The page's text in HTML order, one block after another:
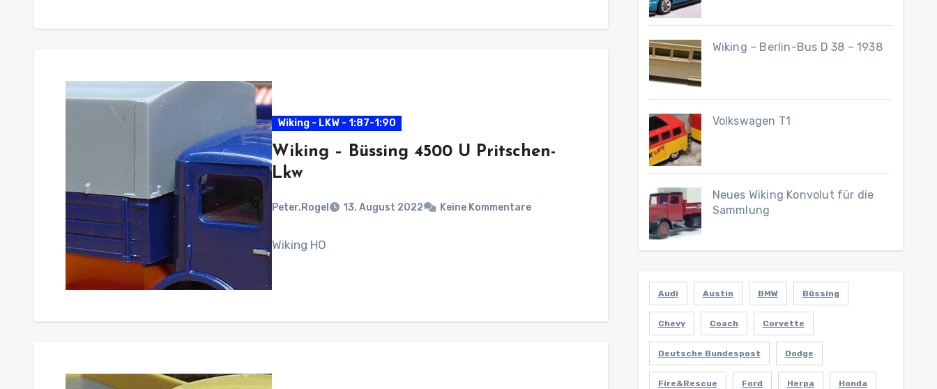
Wiking - LKW - 1:87-1:90
Wiking – Büssing 4500 U Pritschen-
Lkw
Peter.Rogel 13. August 2022 Keine Kommentare
Wiking HO
Wiking – Berlin-Bus D 38 – 1938
Volkswagen T1
Neues Wiking Konvolut für die
Sammlung
Audi Austin BMW Büssing
Chevy Coach Corvette
Deutsche Bundespost Dodge
Fire&Rescue Ford Herpa Honda